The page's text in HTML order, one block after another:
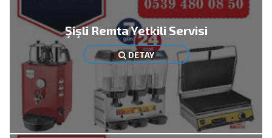
Şişli Remta Yetkili Servisi
DETAY